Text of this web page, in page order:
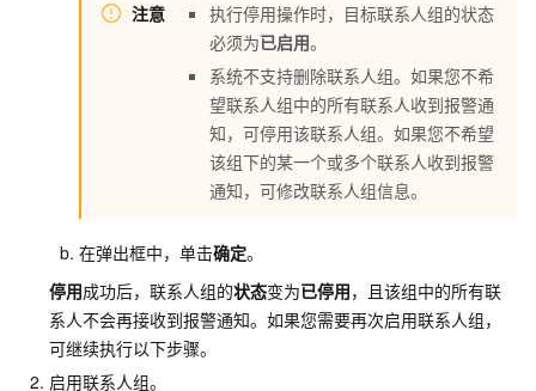
注意
执行停用操作时，目标联系人组的状态
必须为已启用。
系统不支持删除联系人组。如果您不希
望联系人组中的所有联系人收到报警通
知，可停用该联系人组。如果您不希望
该组下的某一个或多个联系人收到报警
通知，可修改联系人组信息。
在弹出框中，单击确定。
停用成功后，联系人组的状态变为已停用，且该组中的所有联
系人不会再接收到报警通知。如果您需要再次启用联系人组，
可继续执行以下步骤。
启用联系人组。